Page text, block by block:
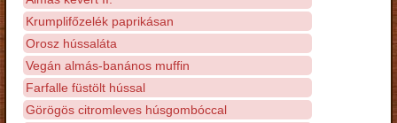
Krumplifőzelék paprikásan
Orosz hússaláta
Vegán almás-banános muffin
Farfalle füstölt hússal
Görögös citromleves húsgombóccal